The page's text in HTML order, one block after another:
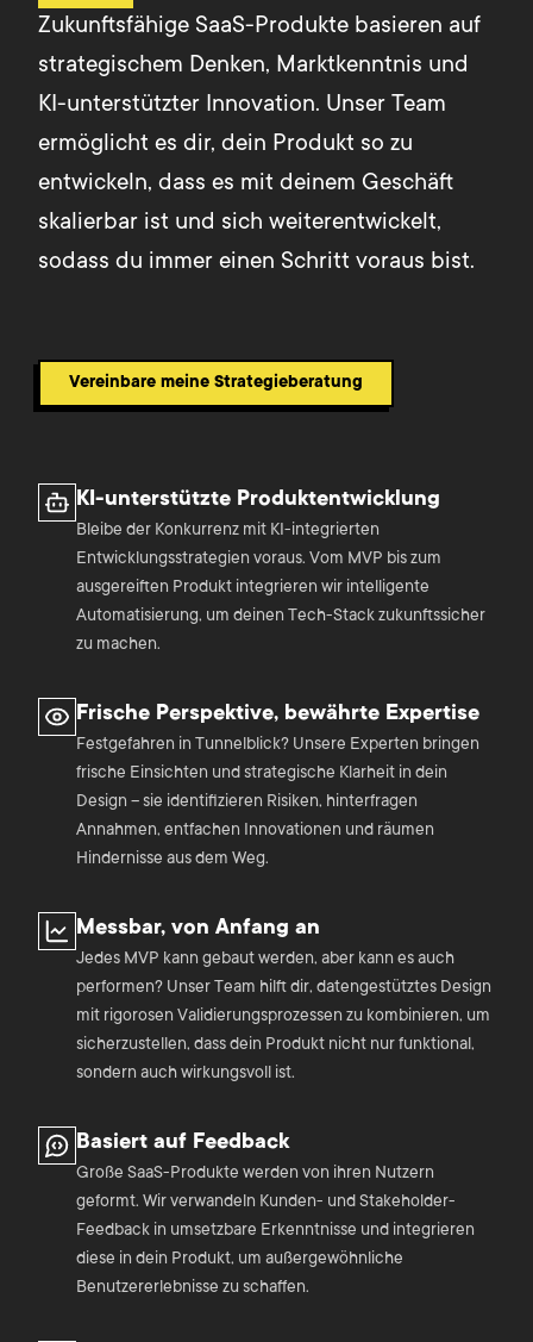
Zukunftsfähige SaaS-Produkte basieren auf
strategischem Denken, Marktkenntnis und
KI-unterstützter Innovation. Unser Team
ermöglicht es dir, dein Produkt so zu
entwickeln, dass es mit deinem Geschäft
skalierbar ist und sich weiterentwickelt,
sodass du immer einen Schritt voraus bist.
Vereinbare meine Strategieberatung
KI-unterstützte Produktentwicklung
Bleibe der Konkurrenz mit KI-integrierten
Entwicklungsstrategien voraus. Vom MVP bis zum
ausgereiften Produkt integrieren wir intelligente
Automatisierung, um deinen Tech-Stack zukunftssicher
zu machen.
Frische Perspektive, bewährte Expertise
Festgefahren in Tunnelblick? Unsere Experten bringen
frische Einsichten und strategische Klarheit in dein
Design – sie identifizieren Risiken, hinterfragen
Annahmen, entfachen Innovationen und räumen
Hindernisse aus dem Weg.
Messbar, von Anfang an
Jedes MVP kann gebaut werden, aber kann es auch
performen? Unser Team hilft dir, datengestütztes Design
mit rigorosen Validierungsprozessen zu kombinieren, um
sicherzustellen, dass dein Produkt nicht nur funktional,
sondern auch wirkungsvoll ist.
Basiert auf Feedback
Große SaaS-Produkte werden von ihren Nutzern
geformt. Wir verwandeln Kunden- und Stakeholder-
Feedback in umsetzbare Erkenntnisse und integrieren
diese in dein Produkt, um außergewöhnliche
Benutzererlebnisse zu schaffen.